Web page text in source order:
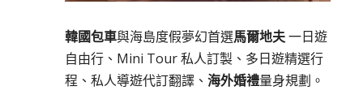
韓國包車與海島度假夢幻首選馬爾地夫一日遊
自由行、Mini Tour 私人訂製、多日遊精選行
程、私人導遊代訂翻譯、 海外婚禮量身規劃。